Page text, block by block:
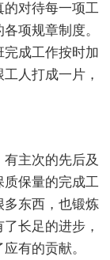
对待每一项工
项规章制度。
成工作按时加
人打成一片，
主次的先后及
保量的完成工
多东西，也锻炼
长足的进步，
有的贡献。